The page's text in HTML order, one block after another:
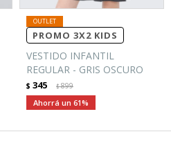
PROMO 3X2 KIDS
VESTIDO INFANTIL
REGULAR - GRIS OSCURO
$ 345 $899
61